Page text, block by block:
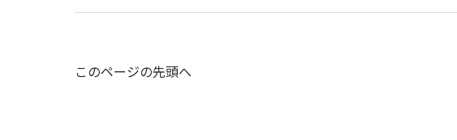
このページの先頭へ